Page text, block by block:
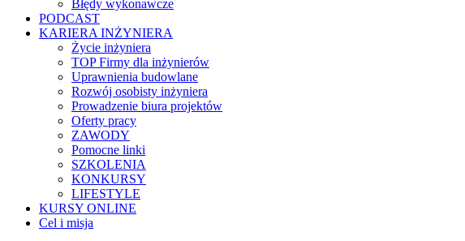
Błędy wykonawcze
PODCAST
KARIERA INŻYNIERA
Życie inżyniera
TOP Firmy dla inżynierów
Uprawnienia budowlane
Rozwój osobisty inżyniera
Prowadzenie biura projektów
Oferty pracy
ZAWODY
Pomocne linki
SZKOLENIA
KONKURSY
LIFESTYLE
KURSY ONLINE
Cel i misja